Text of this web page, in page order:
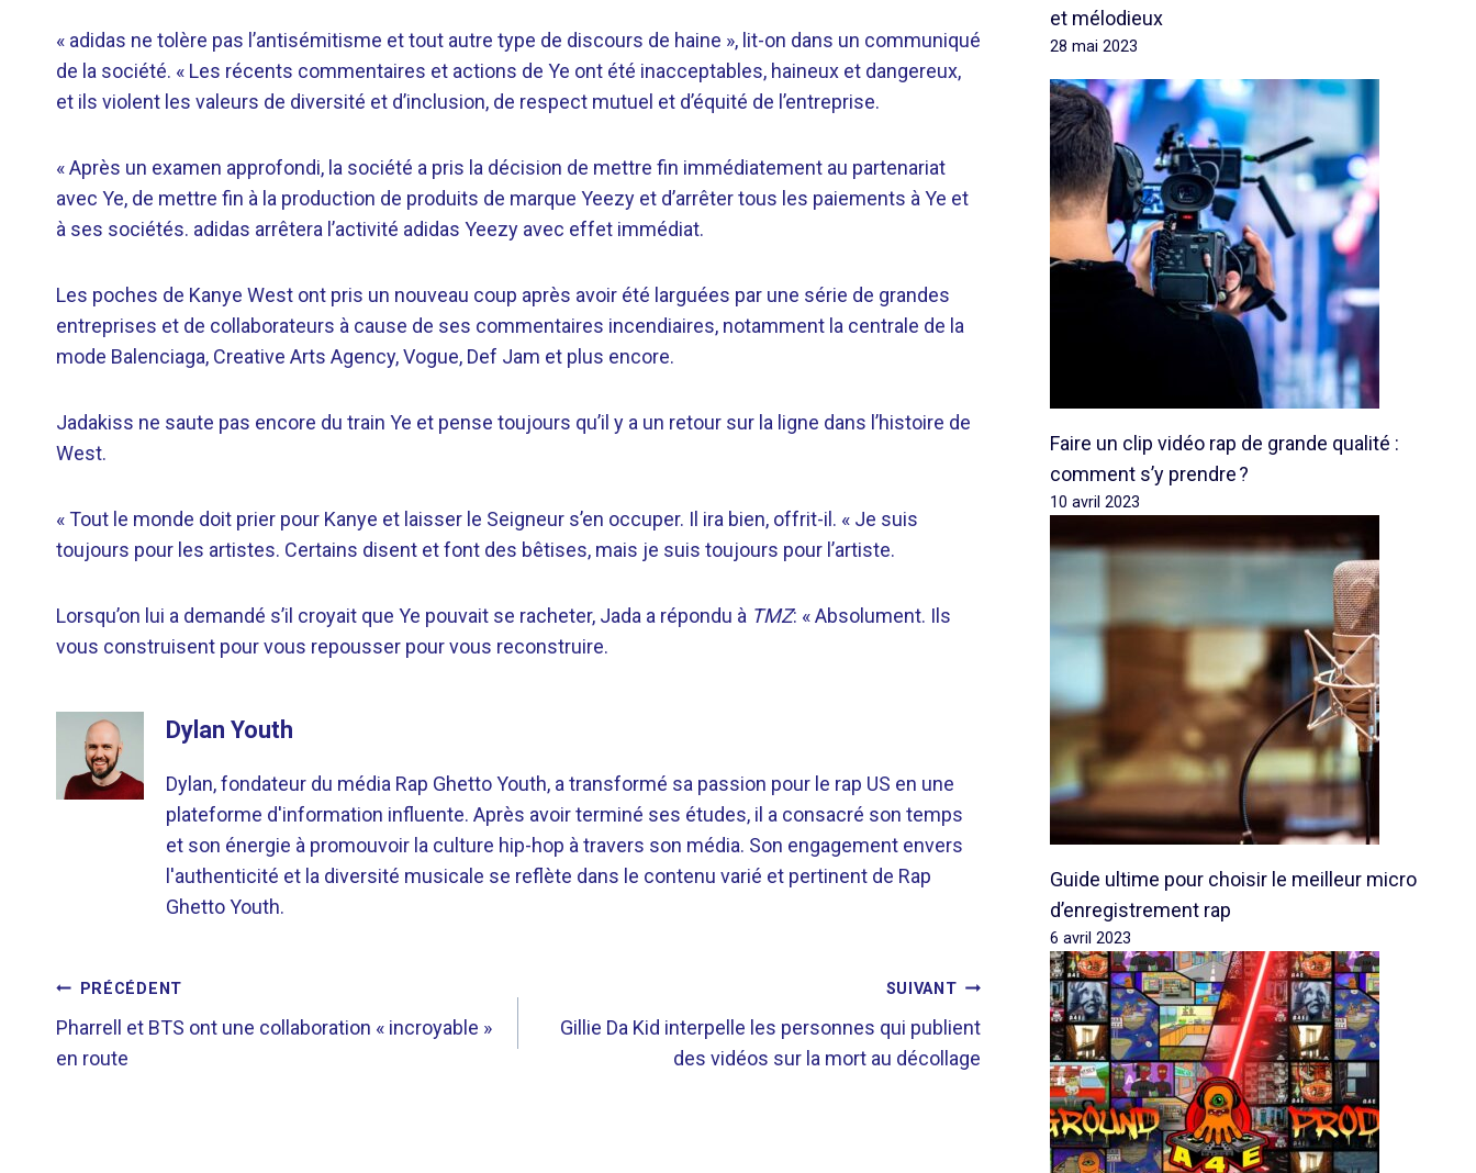
« adidas ne tolère pas l’antisémitisme et tout autre type de discours de haine », lit-on dans un communiqué
de la société. « Les récents commentaires et actions de Ye ont été inacceptables, haineux et dangereux,
et ils violent les valeurs de diversité et d’inclusion, de respect mutuel et d’équité de l’entreprise.
« Après un examen approfondi, la société a pris la décision de mettre fin immédiatement au partenariat
avec Ye, de mettre fin à la production de produits de marque Yeezy et d’arrêter tous les paiements à Ye et
à ses sociétés. adidas arrêtera l’activité adidas Yeezy avec effet immédiat.
Les poches de Kanye West ont pris un nouveau coup après avoir été larguées par une série de grandes
entreprises et de collaborateurs à cause de ses commentaires incendiaires, notamment la centrale de la
mode Balenciaga, Creative Arts Agency, Vogue, Def Jam et plus encore.
Jadakiss ne saute pas encore du train Ye et pense toujours qu’il y a un retour sur la ligne dans l’histoire de
West.
« Tout le monde doit prier pour Kanye et laisser le Seigneur s’en occuper. Il ira bien, offrit-il. « Je suis
toujours pour les artistes. Certains disent et font des bêtises, mais je suis toujours pour l’artiste.
Lorsqu’on lui a demandé s’il croyait que Ye pouvait se racheter, Jada a répondu à TMZ: « Absolument. Ils
vous construisent pour vous repousser pour vous reconstruire.
Dylan Youth
Dylan, fondateur du média Rap Ghetto Youth, a transformé sa passion pour le rap US en une
plateforme d'information influente. Après avoir terminé ses études, il a consacré son temps
et son énergie à promouvoir la culture hip-hop à travers son média. Son engagement envers
l'authenticité et la diversité musicale se reflète dans le contenu varié et pertinent de Rap
Ghetto Youth.
NAVIGATION
DE
PRÉCÉDENT
Pharrell et BTS ont une collaboration « incroyable »
en route
SUIVANT
Gillie Da Kid interpelle les personnes qui publient
des vidéos sur la mort au décollage
et mélodieux
28 mai 2023
Faire un clip vidéo rap de grande qualité :
comment s’y prendre ?
10 avril 2023
Guide ultime pour choisir le meilleur micro
d’enregistrement rap
6 avril 2023